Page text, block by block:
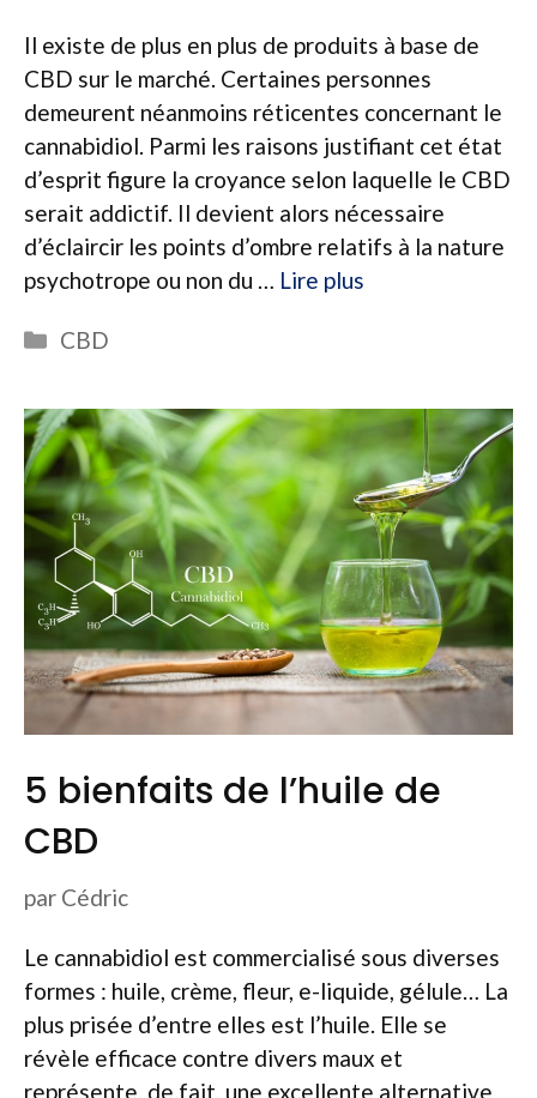
Il existe de plus en plus de produits à base de
CBD sur le marché. Certaines personnes
demeurent néanmoins réticentes concernant le
cannabidiol. Parmi les raisons justifiant cet état
d’esprit figure la croyance selon laquelle le CBD
serait addictif. Il devient alors nécessaire
d’éclaircir les points d’ombre relatifs à la nature
psychotrope ou non du … Lire plus
Catégories
CBD
5 bienfaits de l’huile de
CBD
par Cédric
Le cannabidiol est commercialisé sous diverses
formes : huile, crème, fleur, e-liquide, gélule… La
plus prisée d’entre elles est l’huile. Elle se
révèle efficace contre divers maux et
représente, de fait, une excellente alternative